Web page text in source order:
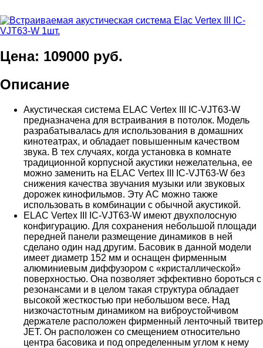
Цена: 109000 руб.
Описание
Акустическая система ELAC Vertex III IC-VJT63-W
предназначена для встраивания в потолок. Модель
разрабатывалась для использования в домашних
кинотеатрах, и обладает повышенным качеством
звука. В тех случаях, когда установка в комнате
традиционной корпусной акустики нежелательна, ее
можно заменить на ELAC Vertex III IC-VJT63-W без
снижения качества звучания музыки или звуковых
дорожек кинофильмов. Эту АС можно также
использовать в комбинации с обычной акустикой.
ELAC Vertex III IC-VJT63-W имеют двухполосную
конфигурацию. Для сохранения небольшой площади
передней панели размещение динамиков в ней
сделано один над другим. Басовик в данной модели
имеет диаметр 152 мм и оснащен фирменным
алюминиевым диффузором с «кристаллической»
поверхностью. Она позволяет эффективно бороться с
резонансами и в целом такая структура обладает
высокой жесткостью при небольшом весе. Над
низкочастотным динамиком на виброустойчивом
держателе расположен фирменный ленточный твитер
JET. Он расположен со смещением относительно
центра басовика и под определенным углом к нему